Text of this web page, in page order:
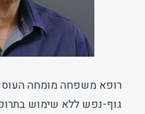
רופא משפחה מומחה
גוף-נפש ללא שימוש